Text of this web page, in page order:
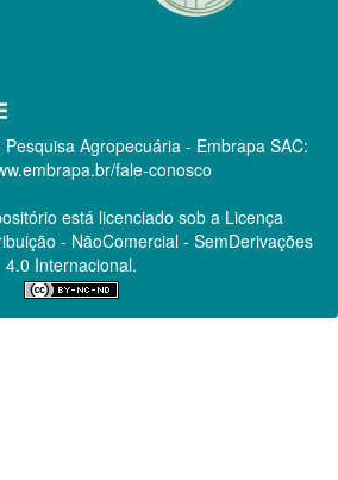
Agropecuária - Embrapa SAC:
fale-conosco
está licenciado sob a Licença
- NãoComercial - SemDerivações
4.0 Internacional.